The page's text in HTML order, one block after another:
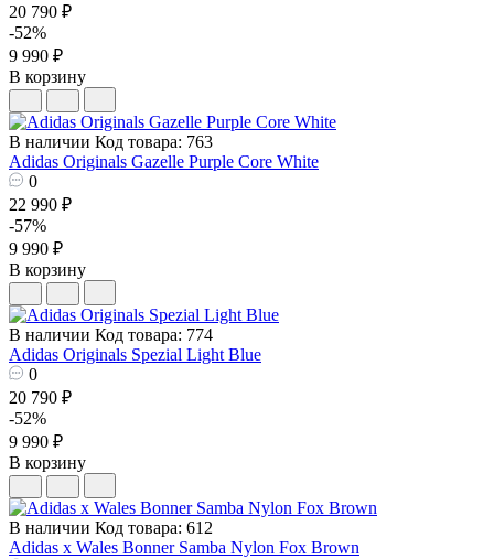
20 790 ₽
-52%
9 990 ₽
В корзину
В наличии Код товара: 763
Adidas Originals Gazelle Purple Core White
0
22 990 ₽
-57%
9 990 ₽
В корзину
В наличии Код товара: 774
Adidas Originals Spezial Light Blue
0
20 790 ₽
-52%
9 990 ₽
В корзину
В наличии Код товара: 612
Adidas x Wales Bonner Samba Nylon Fox Brown